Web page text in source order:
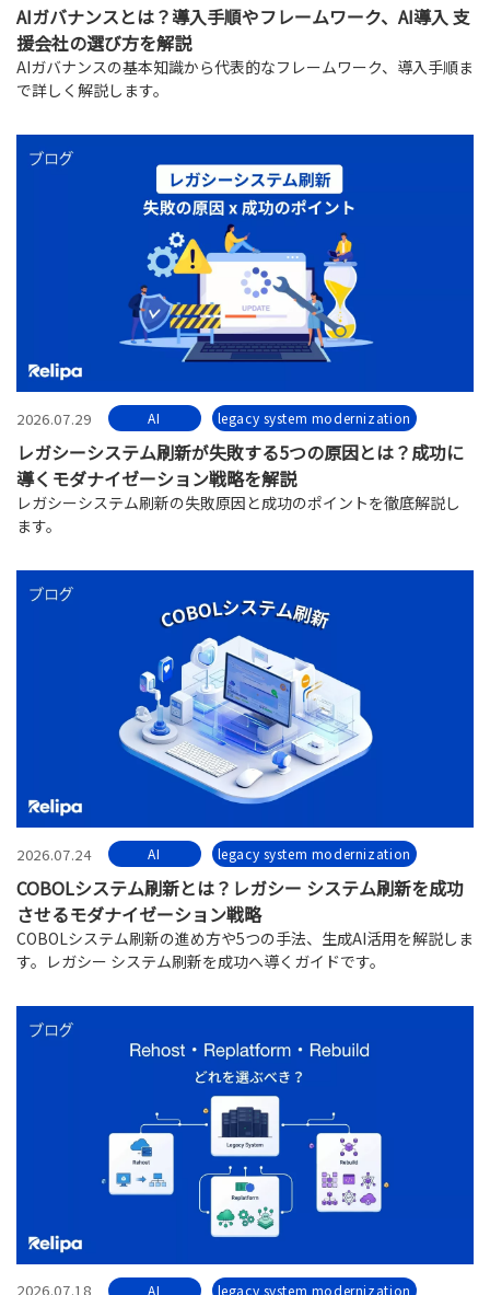
AIガバナンスとは？導入手順やフレームワーク、AI導入 支
援会社の選び方を解説
AIガバナンスの基本知識から代表的なフレームワーク、導入手順ま
で詳しく解説します。
2026.07.29 AI legacy system modernization
レガシーシステム刷新が失敗する5つの原因とは？成功に
導くモダナイゼーション戦略を解説
レガシーシステム刷新の失敗原因と成功のポイントを徹底解説し
ます。
2026.07.24 AI legacy system modernization
COBOLシステム刷新とは？レガシー システム刷新を成功
させるモダナイゼーション戦略
COBOLシステム刷新の進め方や5つの手法、生成AI活用を解説しま
す。レガシー システム刷新を成功へ導くガイドです。
2026.07.18 AI legacy system modernization